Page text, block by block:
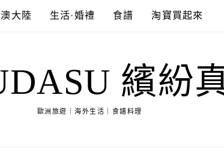
大陸 生活·婚禮 食譜 淘寶買起來
繽紛
歐洲旅遊｜海外生活｜食譜料理